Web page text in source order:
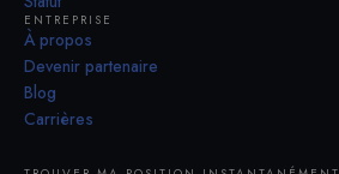
ENTREPRISE
À propos
Devenir partenaire
Blog
Carrières